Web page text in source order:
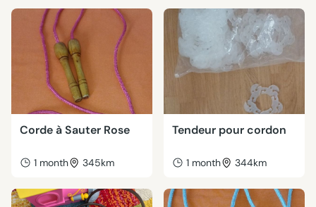
Corde à Sauter Rose
1 month 345km
Tendeur pour cordon
1 month 344km